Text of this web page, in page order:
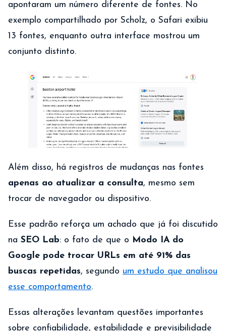
apontaram um número diferente de fontes. No
exemplo compartilhado por Scholz, o Safari exibiu
13 fontes, enquanto outra interface mostrou um
conjunto distinto.
Além disso, há registros de mudanças nas fontes
apenas ao atualizar a consulta, mesmo sem
trocar de navegador ou dispositivo.
Esse padrão reforça um achado que já foi discutido
na SEO Lab: o fato de que o Modo IA do
Google pode trocar URLs em até 91% das
buscas repetidas, segundo um estudo que analisou
esse comportamento.
Essas alterações levantam questões importantes
sobre confiabilidade, estabilidade e previsibilidade